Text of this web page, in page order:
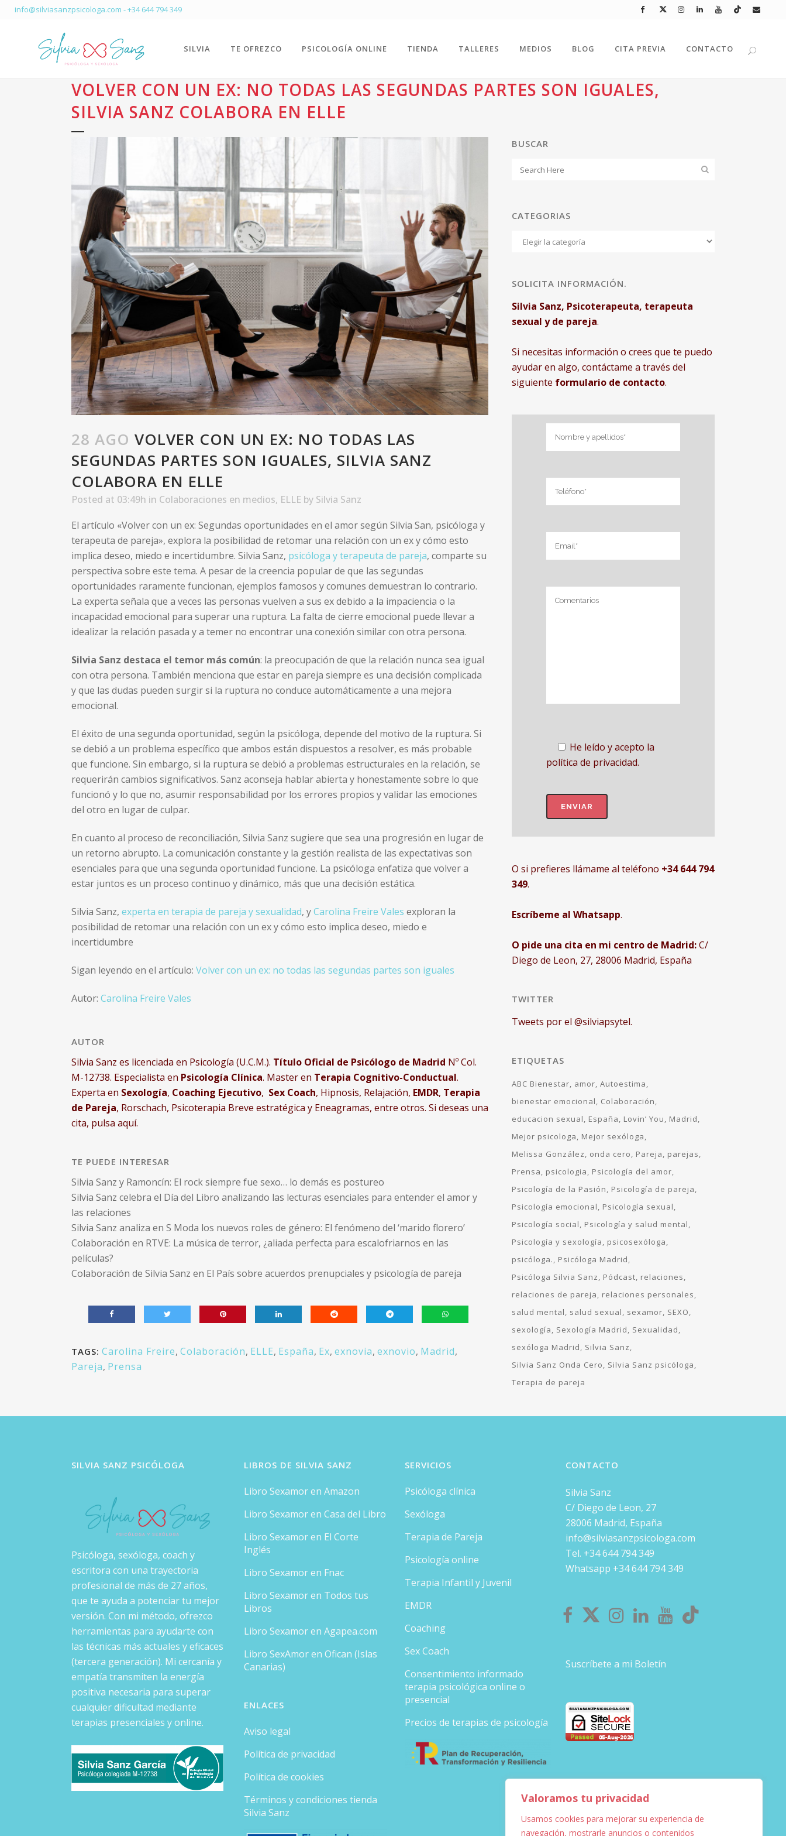
Valoramos tu privacidad
Usamos cookies para mejorar su experiencia de
navegación, mostrarle anuncios o contenidos
info@silviasanzpsicologa.com -+34 644 794 349
SILVIA TE OFREZCO PSICOLOGÍA ONLINE TIENDA TALLERES MEDIOS BLOG CITA PREVIA CONTACTO
VOLVER CON UN EX: NO TODAS LAS SEGUNDAS PARTES SON IGUALES,
SILVIA SANZ COLABORA EN ELLE
28 AGO VOLVER CON UN EX: NO TODAS LAS
SEGUNDAS PARTES SON IGUALES, SILVIA SANZ
COLABORA EN ELLE
Posted at 03:49h in Colaboraciones en medios, ELLE by Silvia Sanz
El artículo «Volver con un ex: Segundas oportunidades en el amor según Silvia San, psicóloga y
terapeuta de pareja», explora la posibilidad de retomar una relación con un ex y cómo esto
implica deseo, miedo e incertidumbre. Silvia Sanz, psicóloga y terapeuta de pareja, comparte su
perspectiva sobre este tema. A pesar de la creencia popular de que las segundas
oportunidades raramente funcionan, ejemplos famosos y comunes demuestran lo contrario.
La experta señala que a veces las personas vuelven a sus ex debido a la impaciencia o la
incapacidad emocional para superar una ruptura. La falta de cierre emocional puede llevar a
idealizar la relación pasada y a temer no encontrar una conexión similar con otra persona.
Silvia Sanz destaca el temor más común: la preocupación de que la relación nunca sea igual
con otra persona. También menciona que estar en pareja siempre es una decisión complicada
y que las dudas pueden surgir si la ruptura no conduce automáticamente a una mejora
emocional.
El éxito de una segunda oportunidad, según la psicóloga, depende del motivo de la ruptura. Si
se debió a un problema específico que ambos están dispuestos a resolver, es más probable
que funcione. Sin embargo, si la ruptura se debió a problemas estructurales en la relación, se
requerirán cambios significativos. Sanz aconseja hablar abierta y honestamente sobre lo que
funcionó y lo que no, asumir responsabilidad por los errores propios y validar las emociones
del otro en lugar de culpar.
En cuanto al proceso de reconciliación, Silvia Sanz sugiere que sea una progresión en lugar de
un retorno abrupto. La comunicación constante y la gestión realista de las expectativas son
esenciales para que una segunda oportunidad funcione. La psicóloga enfatiza que volver a
estar juntos es un proceso continuo y dinámico, más que una decisión estática.
Silvia Sanz, experta en terapia de pareja y sexualidad, yCarolina Freire Vales exploran la
posibilidad de retomar una relación con un ex y cómo esto implica deseo, miedo e
incertidumbre
Sigan leyendo en el artículo: Volver con un ex: no todas las segundas partes son iguales
Autor: Carolina Freire Vales
AUTOR
Silvia Sanz es licenciada en Psicología (U.C.M.). Título Oficial de Psicólogo de Madrid Nº Col.
M-12738. Especialista en Psicología Clínica. Master en Terapia Cognitivo-Conductual.
Experta en Sexología, Coaching Ejecutivo, Sex Coach, Hipnosis, Relajación, EMDR, Terapia
de Pareja, Rorschach, Psicoterapia Breve estratégica y Eneagramas, entre otros. Si deseas una
cita, pulsa aquí.
TE PUEDE INTERESAR
Silvia Sanz y Ramoncín: El rock siempre fue sexo… lo demás es postureo
Silvia Sanz celebra el Día del Libro analizando las lecturas esenciales para entender el amor y
las relaciones
Silvia Sanz analiza en S Moda los nuevos roles de género: El fenómeno del ‘marido florero’
Colaboración en RTVE: La música de terror, ¿aliada perfecta para escalofriarnos en las
películas?
Colaboración de Silvia Sanz en El País sobre acuerdos prenupciales y psicología de pareja
TAGS: Carolina Freire, Colaboración, ELLE, España, Ex, exnovia, exnovio, Madrid,
Pareja, Prensa
BUSCAR
CATEGORIAS
Categorias
SOLICITA INFORMACIÓN.
Silvia Sanz, Psicoterapeuta, terapeuta
sexual y de pareja.
Si necesitas información o crees que te puedo
ayudar en algo, contáctame a través del
siguiente formulario de contacto.
He leído y acepto la
política de privacidad.
O si prefieres llámame al teléfono +34 644 794
349.
Escríbeme al Whatsapp.
O pide una cita en mi centro de Madrid:C/
Diego de Leon, 27, 28006 Madrid, España
TWITTER
Tweets por el @silviapsytel.
ETIQUETAS
ABC Bienestar amor Autoestima
bienestar emocional
Colaboración
educacion sexual
España Lovin’ You
Madrid
Mejor psicologa
Mejor sexóloga
Melissa González
onda cero Pareja
parejas
Prensa
psicologia
Psicología del amor
Psicología de la Pasión
Psicología de pareja
Psicología emocional
Psicología sexual
Psicología social
Psicología y salud mental
Psicología y sexología
psicosexóloga
psicóloga.
Psicóloga Madrid
Psicóloga Silvia Sanz
Pódcast relaciones
relaciones de pareja
relaciones personales
salud mental
salud sexual sexamor SEXO
sexología
Sexología Madrid
Sexualidad
sexóloga Madrid
Silvia Sanz
Silvia Sanz Onda Cero
Silvia Sanz psicóloga
Terapia de pareja
SILVIA SANZ PSICÓLOGA
Psicóloga, sexóloga, coach y
escritora con una trayectoria
profesional de más de 27 años,
que te ayuda a potenciar tu mejor
versión. Con mi método, ofrezco
herramientas para ayudarte con
las técnicas más actuales y eficaces
(tercera generación). Mi cercanía y
empatía transmiten la energía
positiva necesaria para superar
cualquier dificultad mediante
terapias presenciales y online.
LIBROS DE SILVIA SANZ
Libro Sexamor en Amazon
Libro Sexamor en Casa del Libro
Libro Sexamor en El Corte
Inglés
Libro Sexamor en Fnac
Libro Sexamor en Todos tus
Libros
Libro Sexamor en Agapea.com
Libro SexAmor en Ofican (Islas
Canarias)
ENLACES
Aviso legal
Política de privacidad
Política de cookies
Términos y condiciones tienda
Silvia Sanz
SERVICIOS
Psicóloga clínica
Sexóloga
Terapia de Pareja
Psicología online
Terapia Infantil y Juvenil
EMDR
Coaching
Sex Coach
Consentimiento informado
terapia psicológica online o
presencial
Precios de terapias de psicología
CONTACTO
Silvia Sanz
C/ Diego de Leon, 27
28006 Madrid, España
info@silviasanzpsicologa.com
Tel. +34 644 794 349
Whatsapp +34 644 794 349
Suscríbete a mi Boletín